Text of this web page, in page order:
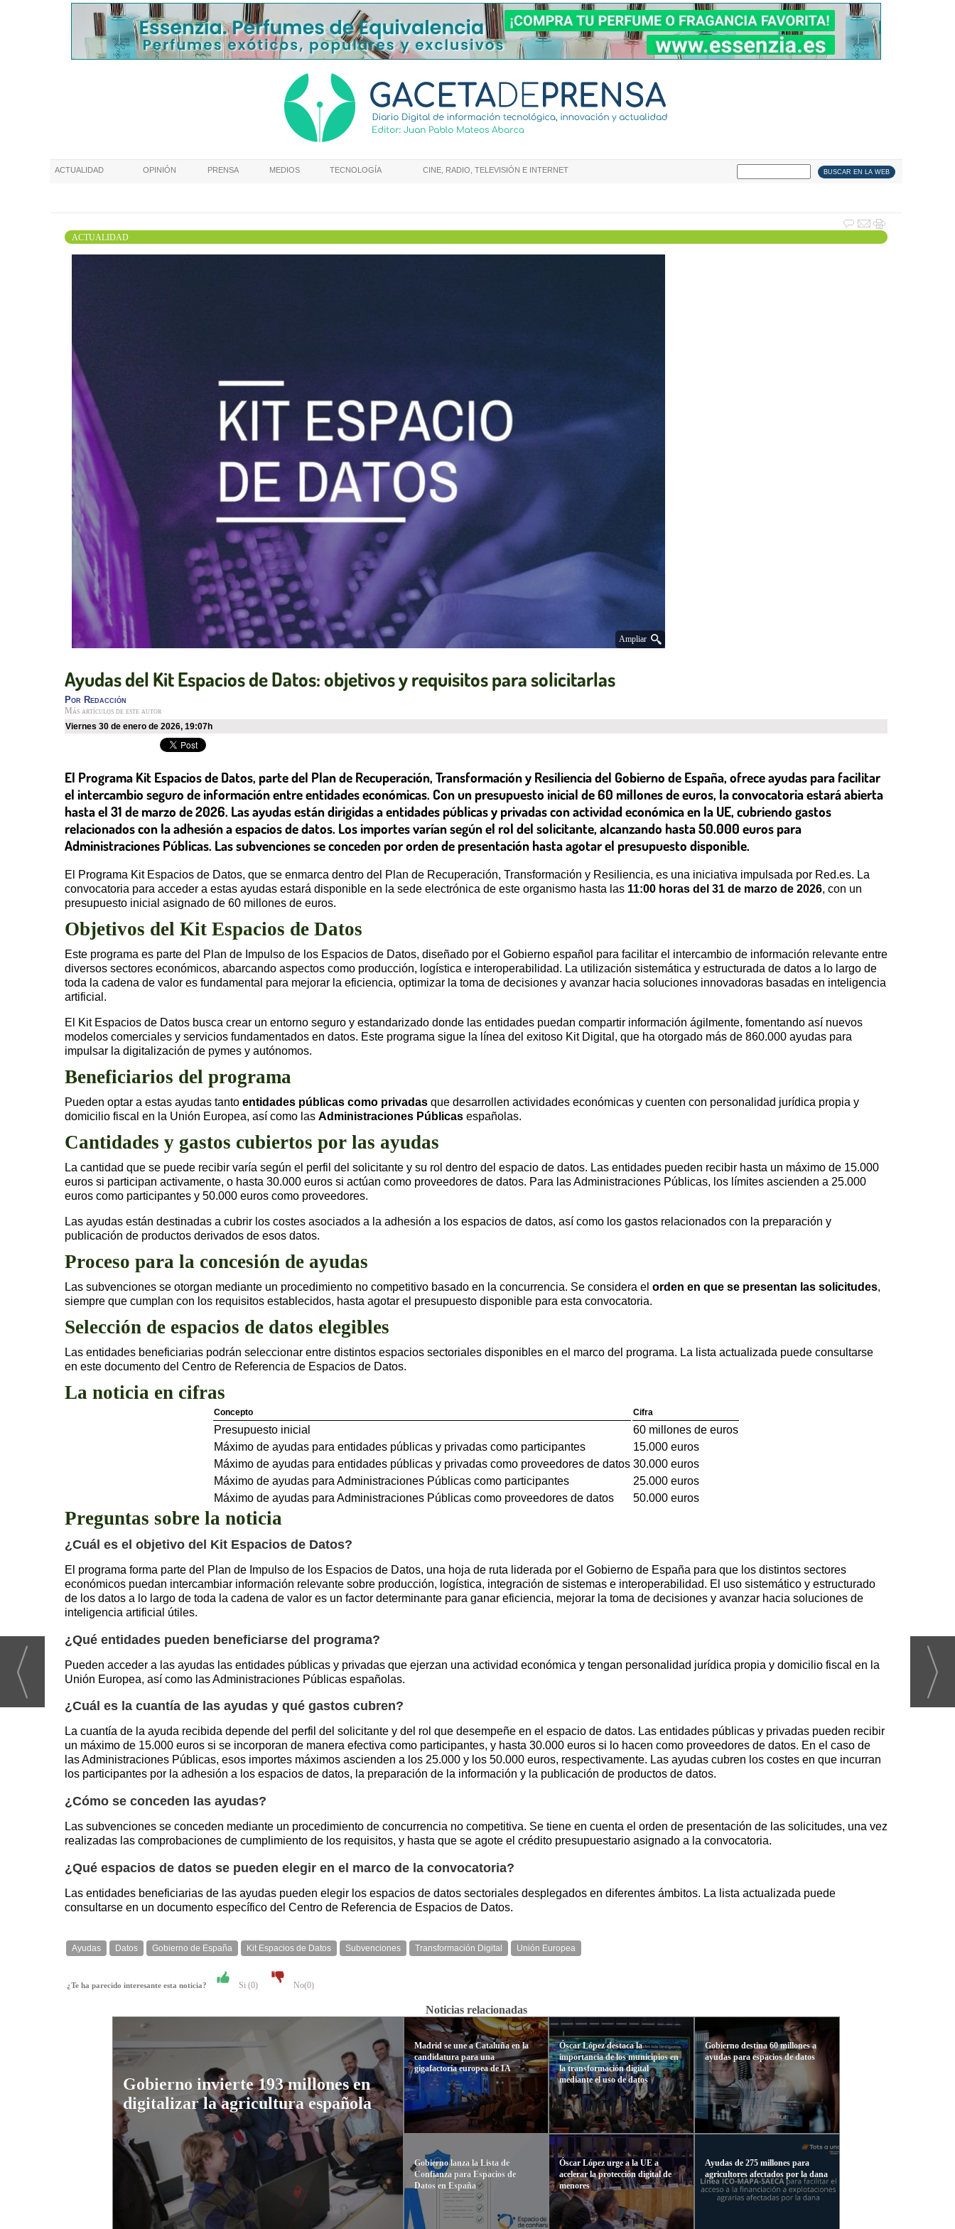
ACTUALIDAD OPINIÓN PRENSA MEDIOS TECNOLOGÍA CINE, RADIO, TELEVISIÓN E INTERNET
ACTUALIDAD
Ampliar
Ayudas del Kit Espacios de Datos: objetivos y requisitos para solicitarlas
Por Redacción
Más artículos de este autor
viernes 30 de enero de 2026, 19:07h
El Programa Kit Espacios de Datos, parte del Plan de Recuperación, Transformación y Resiliencia del Gobierno de España, ofrece ayudas para facilitar
el intercambio seguro de información entre entidades económicas. Con un presupuesto inicial de 60 millones de euros, la convocatoria estará abierta
hasta el 31 de marzo de 2026. Las ayudas están dirigidas a entidades públicas y privadas con actividad económica en la UE, cubriendo gastos
relacionados con la adhesión a espacios de datos. Los importes varían según el rol del solicitante, alcanzando hasta 50.000 euros para
Administraciones Públicas. Las subvenciones se conceden por orden de presentación hasta agotar el presupuesto disponible.
El Programa Kit Espacios de Datos, que se enmarca dentro del Plan de Recuperación, Transformación y Resiliencia, es una iniciativa impulsada por Red.es. La
convocatoria para acceder a estas ayudas estará disponible en la sede electrónica de este organismo hasta las 11:00 horas del 31 de marzo de 2026, con un
presupuesto inicial asignado de 60 millones de euros.
Objetivos del Kit Espacios de Datos
Este programa es parte del Plan de Impulso de los Espacios de Datos, diseñado por el Gobierno español para facilitar el intercambio de información relevante entre
diversos sectores económicos, abarcando aspectos como producción, logística e interoperabilidad. La utilización sistemática y estructurada de datos a lo largo de
toda la cadena de valor es fundamental para mejorar la eficiencia, optimizar la toma de decisiones y avanzar hacia soluciones innovadoras basadas en inteligencia
artificial.
El Kit Espacios de Datos busca crear un entorno seguro y estandarizado donde las entidades puedan compartir información ágilmente, fomentando así nuevos
modelos comerciales y servicios fundamentados en datos. Este programa sigue la línea del exitoso Kit Digital, que ha otorgado más de 860.000 ayudas para
impulsar la digitalización de pymes y autónomos.
Beneficiarios del programa
Pueden optar a estas ayudas tanto entidades públicas como privadas que desarrollen actividades económicas y cuenten con personalidad jurídica propia y
domicilio fiscal en la Unión Europea, así como las Administraciones Públicas españolas.
Cantidades y gastos cubiertos por las ayudas
La cantidad que se puede recibir varía según el perfil del solicitante y su rol dentro del espacio de datos. Las entidades pueden recibir hasta un máximo de 15.000
euros si participan activamente, o hasta 30.000 euros si actúan como proveedores de datos. Para las Administraciones Públicas, los límites ascienden a 25.000
euros como participantes y 50.000 euros como proveedores.
Las ayudas están destinadas a cubrir los costes asociados a la adhesión a los espacios de datos, así como los gastos relacionados con la preparación y
publicación de productos derivados de esos datos.
Proceso para la concesión de ayudas
Las subvenciones se otorgan mediante un procedimiento no competitivo basado en la concurrencia. Se considera el orden en que se presentan las solicitudes,
siempre que cumplan con los requisitos establecidos, hasta agotar el presupuesto disponible para esta convocatoria.
Selección de espacios de datos elegibles
Las entidades beneficiarias podrán seleccionar entre distintos espacios sectoriales disponibles en el marco del programa. La lista actualizada puede consultarse
en este documento del Centro de Referencia de Espacios de Datos.
La noticia en cifras
Concepto Cifra
Presupuesto inicial
60 millones de euros
Máximo de ayudas para entidades públicas y privadas como participantes
15.000 euros
Máximo de ayudas para entidades públicas y privadas como proveedores de datos 30.000 euros
Máximo de ayudas para Administraciones Públicas como participantes
25.000 euros
Máximo de ayudas para Administraciones Públicas como proveedores de datos
50.000 euros
Preguntas sobre la noticia
¿Cuál es el objetivo del Kit Espacios de Datos?
El programa forma parte del Plan de Impulso de los Espacios de Datos, una hoja de ruta liderada por el Gobierno de España para que los distintos sectores
económicos puedan intercambiar información relevante sobre producción, logística, integración de sistemas e interoperabilidad. El uso sistemático y estructurado
de los datos a lo largo de toda la cadena de valor es un factor determinante para ganar eficiencia, mejorar la toma de decisiones y avanzar hacia soluciones de
inteligencia artificial útiles.
¿Qué entidades pueden beneficiarse del programa?
Pueden acceder a las ayudas las entidades públicas y privadas que ejerzan una actividad económica y tengan personalidad jurídica propia y domicilio fiscal en la
Unión Europea, así como las Administraciones Públicas españolas.
¿Cuál es la cuantía de las ayudas y qué gastos cubren?
La cuantía de la ayuda recibida depende del perfil del solicitante y del rol que desempeñe en el espacio de datos. Las entidades públicas y privadas pueden recibir
un máximo de 15.000 euros si se incorporan de manera efectiva como participantes, y hasta 30.000 euros si lo hacen como proveedores de datos. En el caso de
las Administraciones Públicas, esos importes máximos ascienden a los 25.000 y los 50.000 euros, respectivamente. Las ayudas cubren los costes en que incurran
los participantes por la adhesión a los espacios de datos, la preparación de la información y la publicación de productos de datos.
¿Cómo se conceden las ayudas?
Las subvenciones se conceden mediante un procedimiento de concurrencia no competitiva. Se tiene en cuenta el orden de presentación de las solicitudes, una vez
realizadas las comprobaciones de cumplimiento de los requisitos, y hasta que se agote el crédito presupuestario asignado a la convocatoria.
¿Qué espacios de datos se pueden elegir en el marco de la convocatoria?
Las entidades beneficiarias de las ayudas pueden elegir los espacios de datos sectoriales desplegados en diferentes ámbitos. La lista actualizada puede
consultarse en un documento específico del Centro de Referencia de Espacios de Datos.
Ayudas Datos Gobierno de España Kit Espacios de Datos Subvenciones Transformación Digital Unión Europea
¿Te ha parecido interesante esta noticia? Si (0) No(0)
Noticias relacionadas
Gobierno invierte 193 millones en
digitalizar la agricultura española
Madrid se une a Cataluña en la
candidatura para una
gigafactoría europea de IA
Gobierno lanza la Lista de
Confianza para Espacios de
Datos en España
Óscar López destaca la
importancia de los municipios en
la transformación digital
mediante el uso de datos
Óscar López urge a la UE a
acelerar la protección digital de
menores
Gobierno destina 60 millones a
ayudas para espacios de datos
Ayudas de 275 millones para
agricultores afectados por la dana